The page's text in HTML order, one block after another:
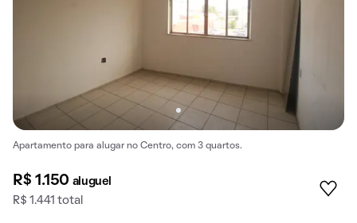
Apartamento para alugar no Centro, com 3 quartos.
R$ 1.150 aluguel
R$ 1.441 total